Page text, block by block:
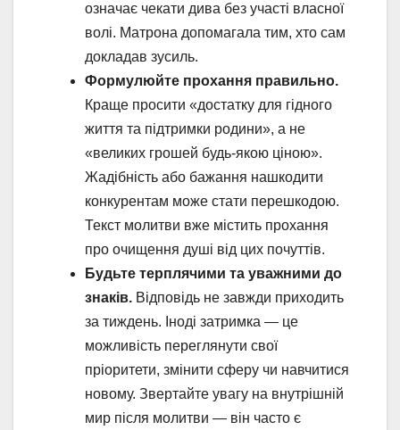
означає чекати дива без участі власної
волі. Матрона допомагала тим, хто сам
докладав зусиль.
Формулюйте прохання правильно.
Краще просити «достатку для гідного
життя та підтримки родини», а не
«великих грошей будь-якою ціною».
Жадібність або бажання нашкодити
конкурентам може стати перешкодою.
Текст молитви вже містить прохання
про очищення душі від цих почуттів.
Будьте терплячими та уважними до
знаків. Відповідь не завжди приходить
за тиждень. Іноді затримка — це
можливість переглянути свої
пріоритети, змінити сферу чи навчитися
новому. Звертайте увагу на внутрішній
мир після молитви — він часто є